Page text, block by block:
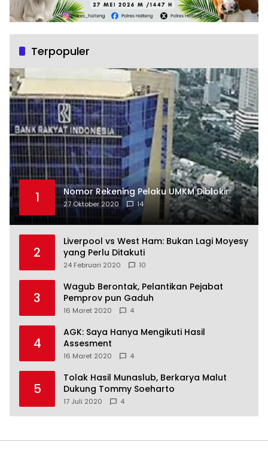
Terpopuler
1 Nomor Rekening Pelaku UMKM Diblokir
27 Oktober 2020 14
2
Liverpool vs West Ham: Bukan Lagi Moyesy
yang Perlu Ditakuti
24 Februari 2020 10
3
Wagub Berontak, Pelantikan Pejabat
Pemprov pun Gaduh
16 Maret 2020 4
4
AGK: Saya Hanya Mengikuti Hasil
Assesment
16 Maret 2020 4
5
Tolak Hasil Munaslub, Berkarya Malut
Dukung Tommy Soeharto
17 Juli 2020 4